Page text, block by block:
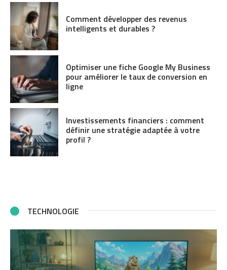
Comment développer des revenus
intelligents et durables ?
Optimiser une fiche Google My Business
pour améliorer le taux de conversion en
ligne
Investissements financiers : comment
définir une stratégie adaptée à votre
profil ?
TECHNOLOGIE